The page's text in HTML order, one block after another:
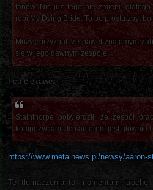
fanów. Nic już tego nie zmieni, dlatego
robi My Dying Bride. To po prostu zbyt
Muzyk przyznał, że nawet znajomym
się w jego dawnym zespole.
I co ciekawe:
Stainthorpe potwierdził, że zespół
kompozycjami. Ich autorem jest głównie
https://www.metalnews.pl/newsy/aaron-
Te tłumaczenia to momentami